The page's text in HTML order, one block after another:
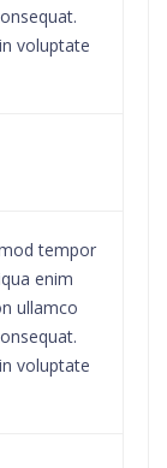
voluptate
tempor
enim
ullamco
voluptate